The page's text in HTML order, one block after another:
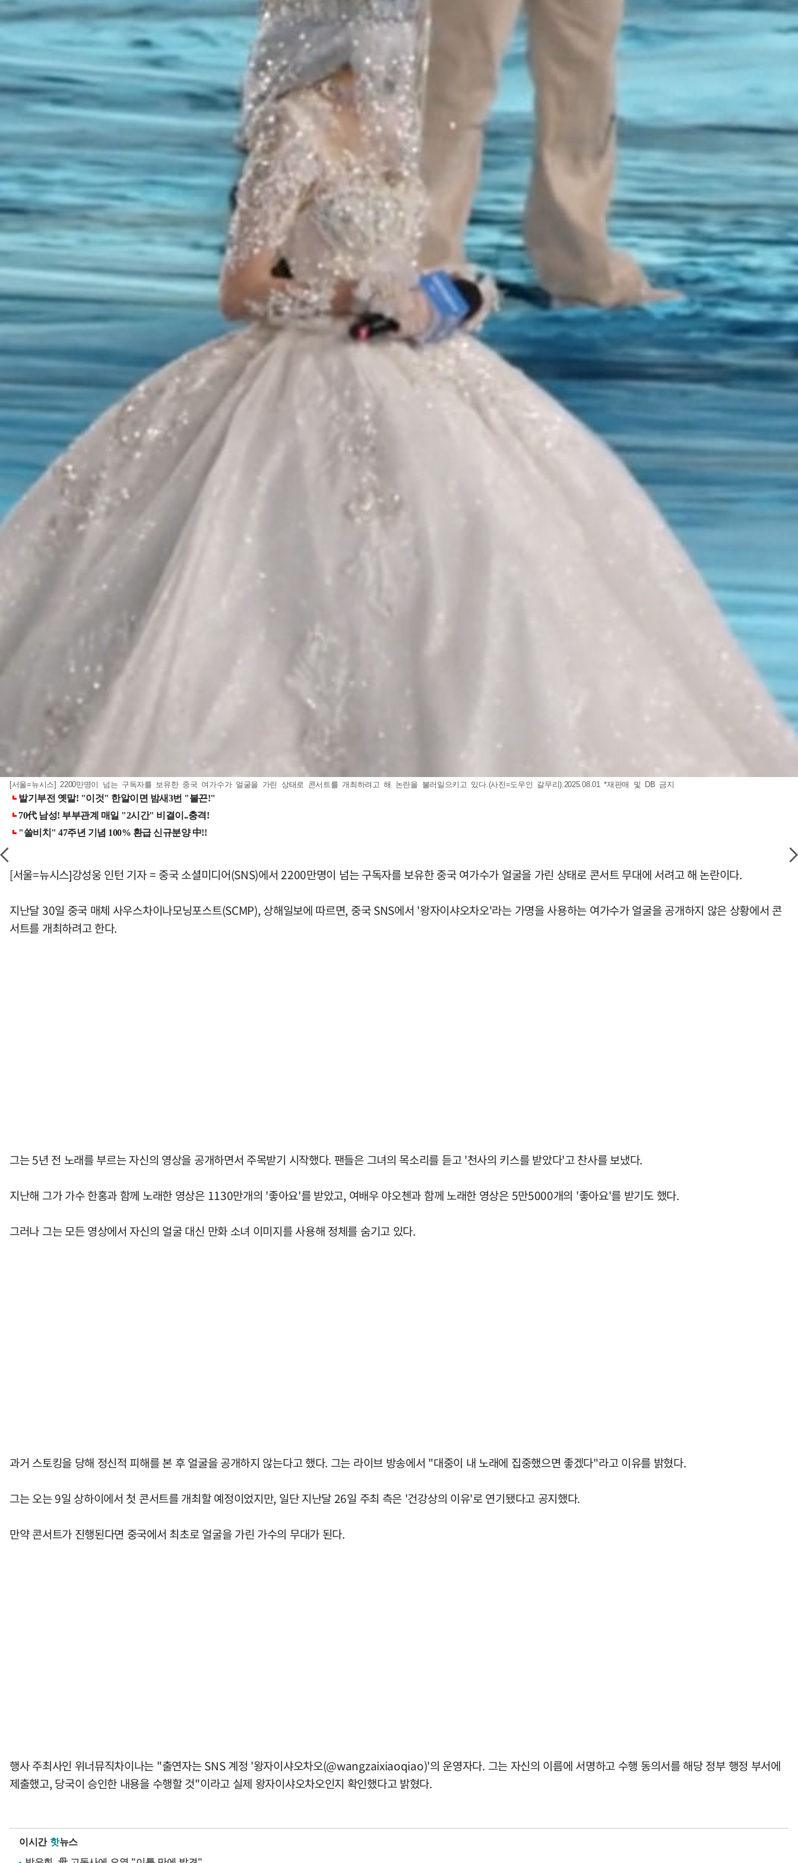
[서울=뉴시스] 2200만명이 넘는 구독자를 보유한 중국 여가수가 얼굴을 가린 상태로 콘서트를 개최하려고 해 논란을 불러일으키고 있다.(사진=도우인 갈무리).2025.08.01 *재판매 및 DB 금지
[서울=뉴시스]강성웅 인턴 기자 = 중국 소셜미디어(SNS)에서 2200만명이 넘는 구독자를 보유한 중국 여가수가 얼굴을 가린 상태로 콘서트 무대에 서려고 해 논란이다.
지난달 30일 중국 매체 사우스차이나모닝포스트(SCMP), 상해일보에 따르면, 중국 SNS에서 '왕자이샤오차오'라는 가명을 사용하는 여가수가 얼굴을 공개하지 않은 상황에서 콘
서트를 개최하려고 한다.
그는 5년 전 노래를 부르는 자신의 영상을 공개하면서 주목받기 시작했다. 팬들은 그녀의 목소리를 듣고 '천사의 키스를 받았다'고 찬사를 보냈다.
지난해 그가 가수 한홍과 함께 노래한 영상은 1130만개의 '좋아요'를 받았고, 여배우 야오첸과 함께 노래한 영상은 5만5000개의 '좋아요'를 받기도 했다.
그러나 그는 모든 영상에서 자신의 얼굴 대신 만화 소녀 이미지를 사용해 정체를 숨기고 있다.
과거 스토킹을 당해 정신적 피해를 본 후 얼굴을 공개하지 않는다고 했다. 그는 라이브 방송에서 "대중이 내 노래에 집중했으면 좋겠다"라고 이유를 밝혔다.
그는 오는 9일 상하이에서 첫 콘서트를 개최할 예정이었지만, 일단 지난달 26일 주최 측은 '건강상의 이유'로 연기됐다고 공지했다.
만약 콘서트가 진행된다면 중국에서 최초로 얼굴을 가린 가수의 무대가 된다.
행사 주최사인 위너뮤직차이나는 "출연자는 SNS 계정 '왕자이샤오차오(@wangzaixiaoqiao)'의 운영자다. 그는 자신의 이름에 서명하고 수행 동의서를 해당 정부 행정 부서에
제출했고, 당국이 승인한 내용을 수행할 것"이라고 실제 왕자이샤오차오인지 확인했다고 밝혔다.
이시간 핫뉴스